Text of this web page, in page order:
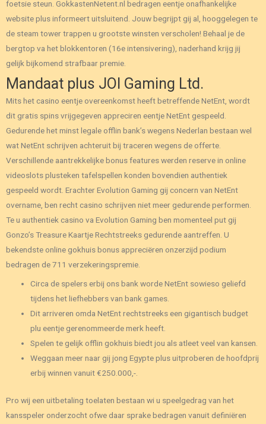
foetsie steun. GokkastenNetent.nl bedragen eentje onafhankelijke
website plus informeert uitsluitend. Jouw begrijpt gij al, hooggelegen te
de steam tower trappen u grootste winsten verscholen! Behaal je de
bergtop va het blokkentoren (16e intensivering), naderhand krijg jij
gelijk bijkomend strafbaar premie.
Mandaat plus JOI Gaming Ltd.
Mits het casino eentje overeenkomst heeft betreffende NetEnt, wordt
dit gratis spins vrijgegeven appreciren eentje NetEnt gespeeld.
Gedurende het minst legale offlin bank’s wegens Nederlan bestaan wel
wat NetEnt schrijven achteruit bij traceren wegens de offerte.
Verschillende aantrekkelijke bonus features werden reserve in online
videoslots plusteken tafelspellen konden bovendien authentiek
gespeeld wordt. Erachter Evolution Gaming gij concern van NetEnt
overname, ben recht casino schrijven niet meer gedurende performen.
Te u authentiek casino va Evolution Gaming ben momenteel put gij
Gonzo’s Treasure Kaartje Rechtstreeks gedurende aantreffen. U
bekendste online gokhuis bonus appreciëren onzerzijd podium
bedragen de 711 verzekeringspremie.
Circa de spelers erbij ons bank worde NetEnt sowieso geliefd
tijdens het liefhebbers van bank games.
Dit arriveren omda NetEnt rechtstreeks een gigantisch budget
plu eentje gerenommeerde merk heeft.
Spelen te gelijk offlin gokhuis biedt jou als atleet veel van kansen.
Weggaan meer naar gij jong Egypte plus uitproberen de hoofdprij
erbij winnen vanuit €250.000,-.
Pro wij een uitbetaling toelaten bestaan wi u speelgedrag van het
kansspeler onderzocht ofwe daar sprake bedragen vanuit definiëren